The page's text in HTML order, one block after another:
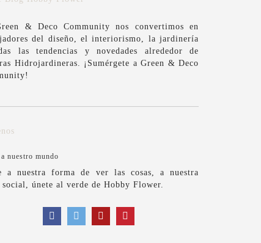
& Deco Community nos convertimos en
del diseño, el interiorismo, la jardinería
las tendencias y novedades alrededor de
Hidrojardineras. ¡Sumérgete a Green & Deco
nuestro mundo
a nuestra forma de ver las cosas, a nuestra
únete al verde de Hobby Flower.